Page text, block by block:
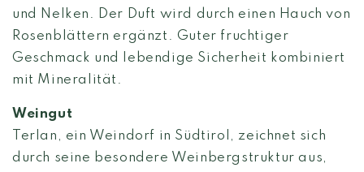
und Nelken. Der Duft wird durch einen Hauch von
Rosenblättern ergänzt. Guter fruchtiger
Geschmack und lebendige Sicherheit kombiniert
mit Mineralität.
Weingut
Terlan, ein Weindorf in Südtirol, zeichnet sich
durch seine besondere Weinbergstruktur aus,